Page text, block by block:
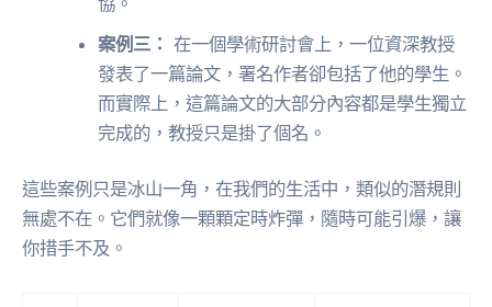
案例三： 在一個學術研討會上，一位資深教授
發表了一篇論文，署名作者卻包括了他的學生。
而實際上，這篇論文的大部分內容都是學生獨立
完成的，教授只是掛了個名。
這些案例只是冰山一角，在我們的生活中，類似的潛規則
無處不在。它們就像一顆顆定時炸彈，隨時可能引爆，讓
你措手不及。